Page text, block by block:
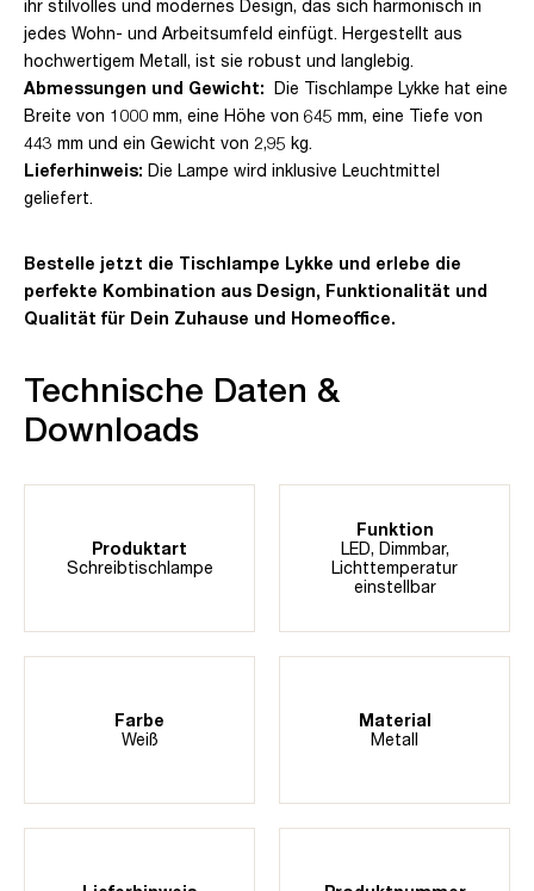
ihr stilvolles und modernes Design, das sich harmonisch in
jedes Wohn- und Arbeitsumfeld einfügt. Hergestellt aus
hochwertigem Metall, ist sie robust und langlebig.
Abmessungen und Gewicht: Die Tischlampe Lykke hat eine
Breite von 1000 mm, eine Höhe von 645 mm, eine Tiefe von
443 mm und ein Gewicht von 2,95 kg.
Lieferhinweis: Die Lampe wird inklusive Leuchtmittel
geliefert.
Bestelle jetzt die Tischlampe Lykke und erlebe die
perfekte Kombination aus Design, Funktionalität und
Qualität für Dein Zuhause und Homeoffice.
Technische Daten &
Downloads
Produktart
Schreibtischlampe
Funktion
LED, Dimmbar,
Lichttemperatur
einstellbar
Farbe
Weiß
Material
Metall